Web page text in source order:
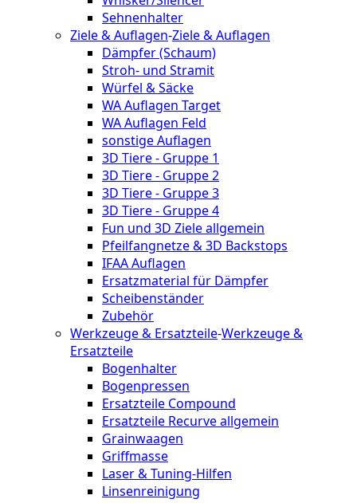
Sehnenhalter
Ziele & Auflagen-Ziele & Auflagen
Dämpfer (Schaum)
Stroh- und Stramit
Würfel & Säcke
WA Auflagen Target
WA Auflagen Feld
sonstige Auflagen
3D Tiere - Gruppe 1
3D Tiere - Gruppe 2
3D Tiere - Gruppe 3
3D Tiere - Gruppe 4
Fun und 3D Ziele allgemein
Pfeilfangnetze & 3D Backstops
IFAA Auflagen
Ersatzmaterial für Dämpfer
Scheibenständer
Zubehör
Werkzeuge & Ersatzteile-Werkzeuge &
Ersatzteile
Bogenhalter
Bogenpressen
Ersatzteile Compound
Ersatzteile Recurve allgemein
Grainwaagen
Griffmasse
Laser & Tuning-Hilfen
Linsenreinigung